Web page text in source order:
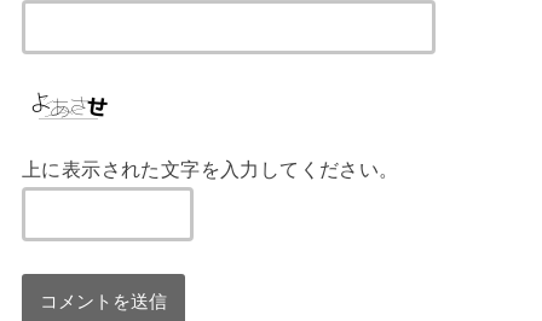
上に表示された文字を入力してください。